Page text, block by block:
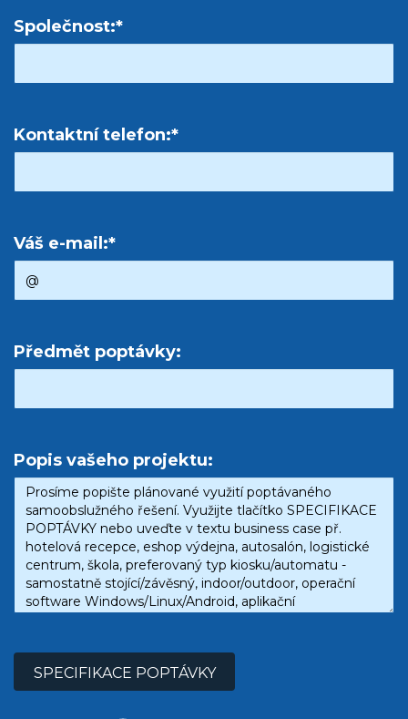
Společnost:*
Kontaktní telefon:*
Váš e-mail:*
Předmět poptávky:
Popis vašeho projektu:
SPECIFIKACE POPTÁVKY